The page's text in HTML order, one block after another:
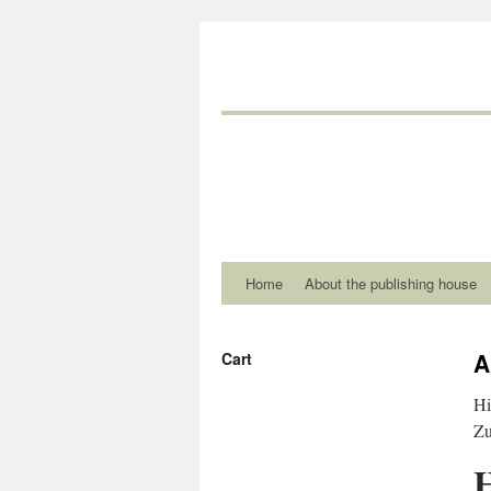
Home About the publishing house
Cart